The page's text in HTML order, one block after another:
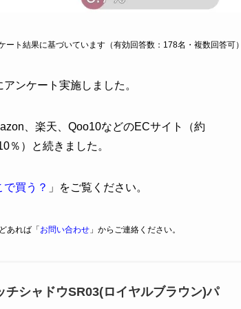
ート結果に基づいています（有効回答数：178名・複数回答可
ンケート実施しました。
、楽天、Qoo10などのECサイト（約
％）と続きました。
で買う？ 」をご覧ください。
あれば「 お問い合わせ 」からご連絡ください。
シャドウSR03(ロイヤルブラウン)パ